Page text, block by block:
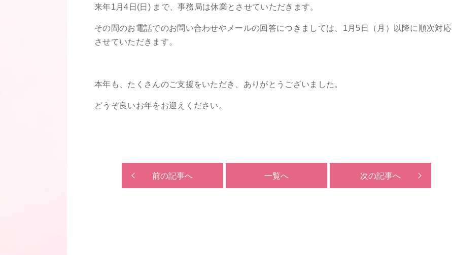
来年1月4日(日) まで、事務局は休業とさせていただきます。
その間のお電話でのお問い合わせやメールの回答につきましては、1月5日（月）以降に順次対応
させていただきます。
本年も、たくさんのご支援をいただき、ありがとうございました。
どうぞ良いお年をお迎えください。
前の記事へ 一覧へ 次の記事へ